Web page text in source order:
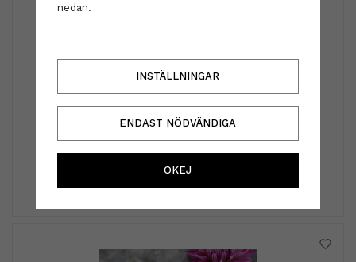
Labubu hårklämma - xl rosa
179 kr
nedan.
INSTÄLLNINGAR
ENDAST NÖDVÄNDIGA
OKEJ